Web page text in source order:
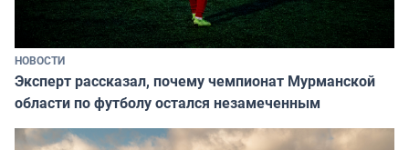
НОВОСТИ
Эксперт рассказал, почему чемпионат Мурманской
области по футболу остался незамеченным